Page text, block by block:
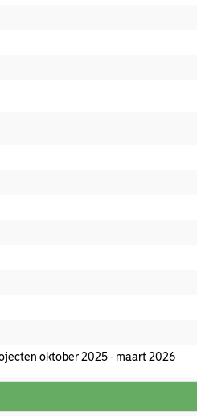
oktober 2025 - maart 2026